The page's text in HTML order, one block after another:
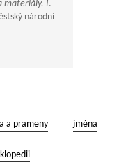
materiály. I.
národní
a prameny jména